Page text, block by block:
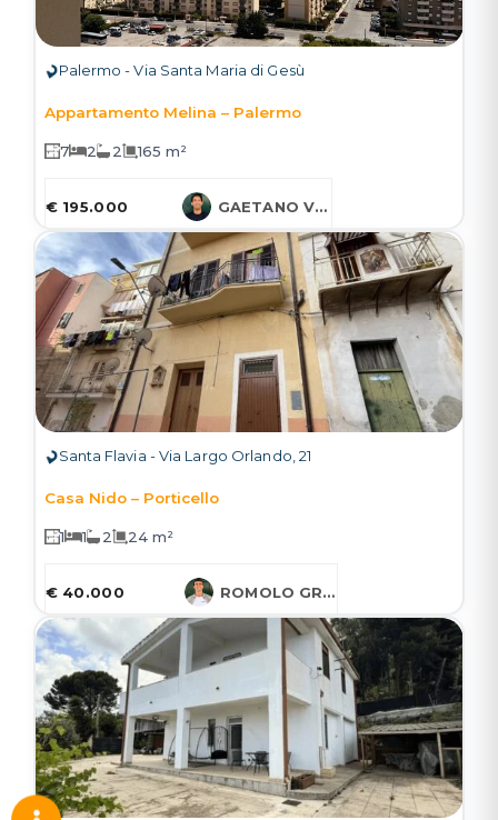
Palermo - Via Santa Maria di Gesù
Appartamento Melina – Palermo
7 2 2 165 m²
€ 195.000 GAETANO VARCASIA
Santa Flavia - Via Largo Orlando, 21
Casa Nido – Porticello
1 1 2 24 m²
€ 40.000 ROMOLO GRUESSNER